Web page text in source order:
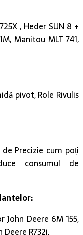
Manitou MLT 741,
consumul de
R732i.